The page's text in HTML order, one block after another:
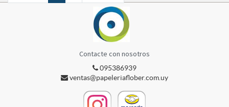
Contacte con nosotros
095386939
ventas@papeleriaflober.com.uy